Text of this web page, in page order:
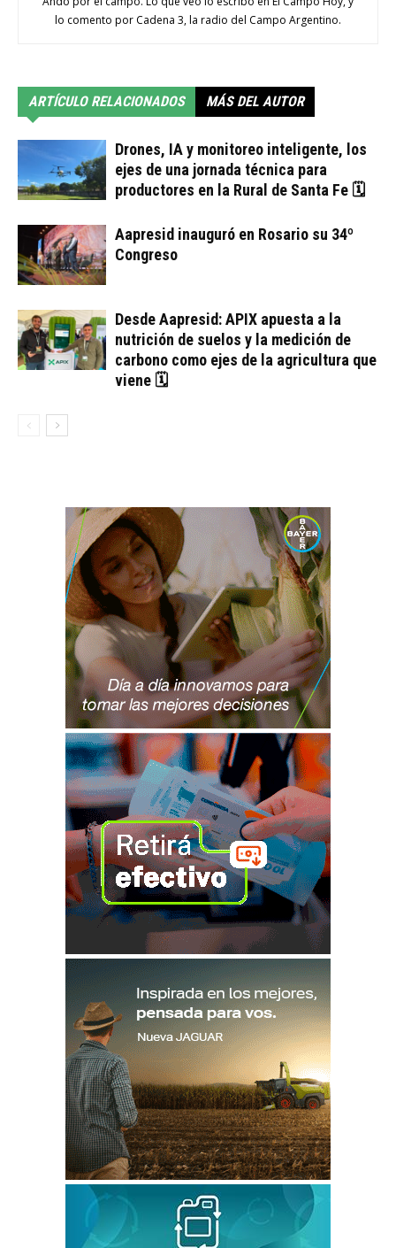
lo comento por Cadena 3, la radio del Campo Argentino.
ARTÍCULO RELACIONADOS MÁS DEL AUTOR
Drones, IA y monitoreo inteligente, los
ejes de una jornada técnica para
productores en la Rural de Santa Fe 🗓
Aapresid inauguró en Rosario su 34º
Congreso
Desde Aapresid: APIX apuesta a la
nutrición de suelos y la medición de
carbono como ejes de la agricultura que
viene 🗓